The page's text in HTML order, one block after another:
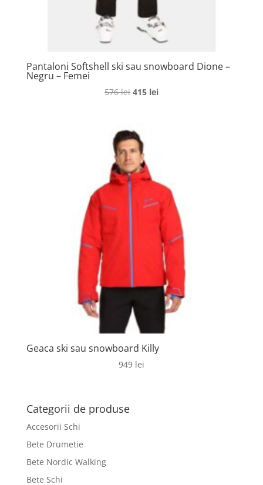
Pantaloni Softshell ski sau snowboard Dione –
Negru – Femei
576lei Prețul
fost:
576 lei.
415 leiPrețul
Geaca ski sau snowboard Killy
949 lei
Categorii de produse
Accesorii Schi
Bete Drumetie
Bete Nordic Walking
Bete Schi